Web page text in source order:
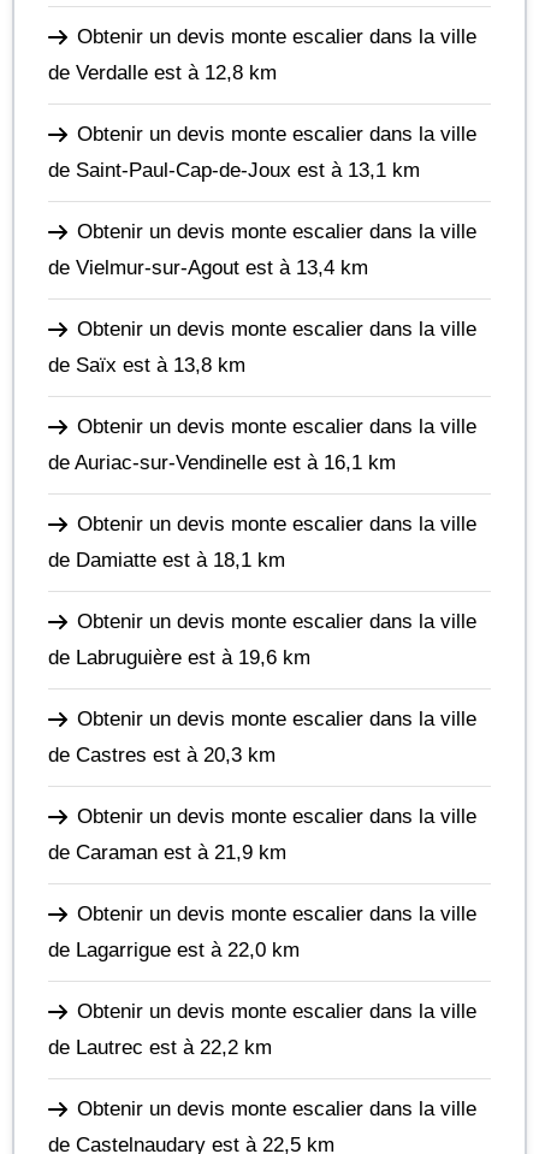
Obtenir un devis monte escalier dans la ville
de Verdalle est à 12,8 km
Obtenir un devis monte escalier dans la ville
de Saint-Paul-Cap-de-Joux est à 13,1 km
Obtenir un devis monte escalier dans la ville
de Vielmur-sur-Agout est à 13,4 km
Obtenir un devis monte escalier dans la ville
de Saïx est à 13,8 km
Obtenir un devis monte escalier dans la ville
de Auriac-sur-Vendinelle est à 16,1 km
Obtenir un devis monte escalier dans la ville
de Damiatte est à 18,1 km
Obtenir un devis monte escalier dans la ville
de Labruguière est à 19,6 km
Obtenir un devis monte escalier dans la ville
de Castres est à 20,3 km
Obtenir un devis monte escalier dans la ville
de Caraman est à 21,9 km
Obtenir un devis monte escalier dans la ville
de Lagarrigue est à 22,0 km
Obtenir un devis monte escalier dans la ville
de Lautrec est à 22,2 km
Obtenir un devis monte escalier dans la ville
de Castelnaudary est à 22,5 km